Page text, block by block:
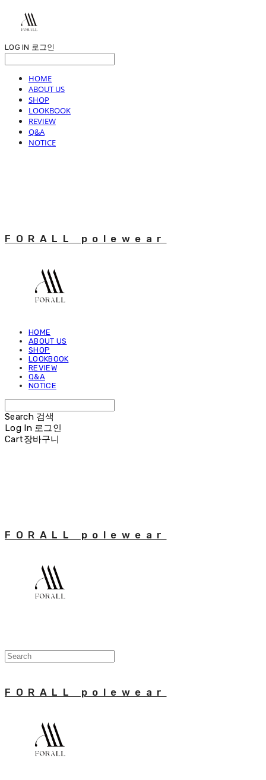
LOG IN 로그인
HOME
ABOUT US
SHOP
LOOKBOOK
REVIEW
Q&A
NOTICE
FORALL polewear
HOME
ABOUT US
SHOP
LOOKBOOK
REVIEW
Q&A
NOTICE
Search 검색
Log In 로그인
Cart장바구니
FORALL polewear
FORALL polewear